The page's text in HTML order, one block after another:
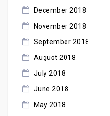
December 2018
November 2018
September 2018
August 2018
July 2018
June 2018
May 2018